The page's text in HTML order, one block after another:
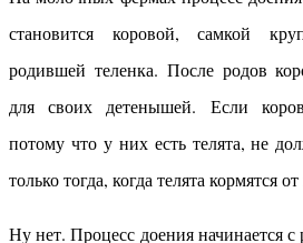
становится коровой, самкой
родившей теленка. После родов
для своих детенышей. Если
потому что у них есть телята, не
только тогда, когда телята кормятся
Ну нет. Процесс доения начинается